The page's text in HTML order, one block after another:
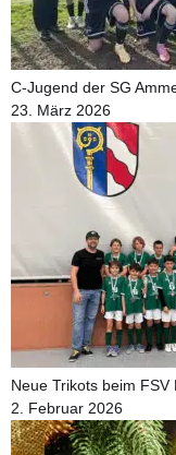
C‑Jugend der SG
23. März 2026
Neue Trikots beim
2. Februar 2026